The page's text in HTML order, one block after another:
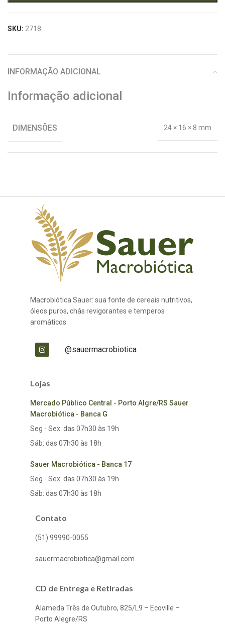
SKU: 2718
INFORMAÇÃO ADICIONAL
Informação adicional
DIMENSÕES 24 × 16 × 8 mm
Macrobiótica Sauer: sua fonte de cereais nutritivos,
óleos puros, chás revigorantes e temperos
aromáticos.
@sauermacrobiotica
Lojas
Mercado Público Central - Porto Algre/RS Sauer
Macrobiótica - Banca G
Seg - Sex: das 07h30 às 19h
Sáb: das 07h30 às 18h
Sauer Macrobiótica - Banca 17
Seg - Sex: das 07h30 às 19h
Sáb: das 07h30 às 18h
Contato
(51) 99990-0055
sauermacrobiotica@gmail.com
CD de Entrega e Retiradas
Alameda Três de Outubro, 825/L9 – Ecoville –
Porto Alegre/RS